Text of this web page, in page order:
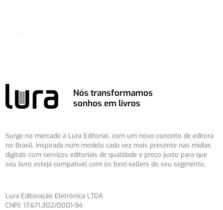
Nós transformamos
sonhos em livros
Surge no mercado a Lura Editorial, com um novo conceito de editora
no Brasil, inspirada num modelo cada vez mais presente nas mídias
digitais com serviços editoriais de qualidade e preço justo para que
seu livro esteja compatível com os best-sellers do seu segmento.
Lura Editoração Eletrônica LTDA
CNPJ: 17.671.302/0001-94